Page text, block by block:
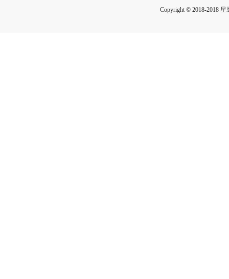
Copyright © 2018-2018